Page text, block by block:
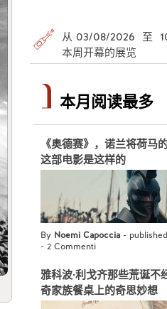
从 03/08/2026 至
本周开幕的展览
本月阅读最多
《奥德赛》，诺兰将荷马
这部电影是这样的
By Noemi Capoccia -
- 2 Commenti
雅科波·利戈齐那些荒诞
奇家族餐桌上的奇思妙想